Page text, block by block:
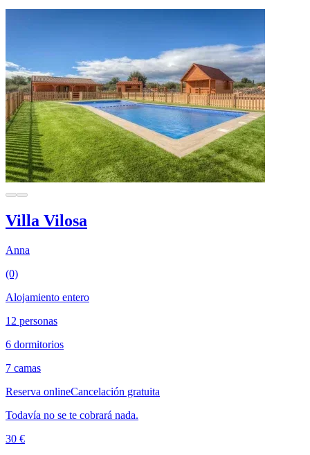
Villa Vilosa
Anna
(0)
Alojamiento entero
12 personas
6 dormitorios
7 camas
Reserva onlineCancelación gratuita
Todavía no se te cobrará nada.
30 €